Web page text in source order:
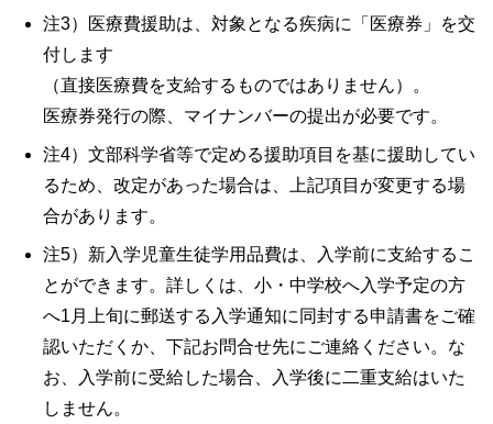
注3）医療費援助は、対象となる疾病に「医療券」を交
付します
（直接医療費を支給するものではありません）。
医療券発行の際、マイナンバーの提出が必要です。
注4）文部科学省等で定める援助項目を基に援助してい
るため、改定があった場合は、上記項目が変更する場
合があります。
注5）新入学児童生徒学用品費は、入学前に支給するこ
とができます。詳しくは、小・中学校へ入学予定の方
へ1月上旬に郵送する入学通知に同封する申請書をご確
認いただくか、下記お問合せ先にご連絡ください。な
お、入学前に受給した場合、入学後に二重支給はいた
しません。